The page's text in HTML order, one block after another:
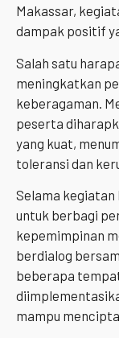
Makassar,
dampak positif
Salah satu
meningkatkan
keberagaman.
peserta
yang kuat,
toleransi dan
Selama
untuk berbagi
kepemimpinan
berdialog
beberapa
mampu